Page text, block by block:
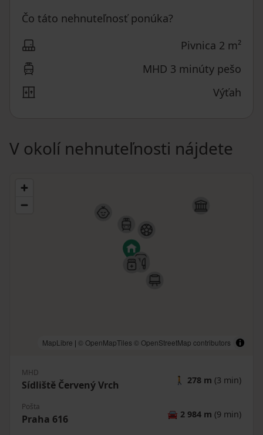
Čo táto nehnuteľnosť ponúka?
Pivnica 2 m²
MHD 3 minúty pešo
Výťah
V okolí nehnuteľnosti nájdete
MapLibre | © OpenMapTiles © OpenStreetMap contributors
MHD
Sídliště Červený Vrch 🚶 278 m (3 min)
Pošta
Praha 616 🚘 2 984 m (9 min)